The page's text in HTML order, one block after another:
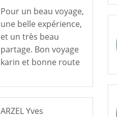
Pour un beau voyage,
une belle expérience,
et un très beau
partage. Bon voyage
karin et bonne route
ARZEL Yves